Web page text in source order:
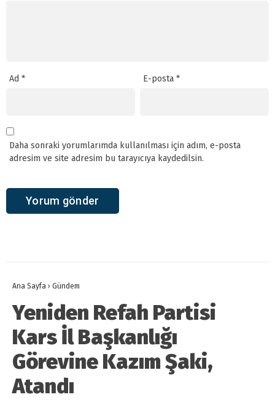
Ad * E-posta*
Daha sonraki yorumlarımda kullanılması için adım, e-posta
adresim ve site adresim bu tarayıcıya kaydedilsin.
Ana Sayfa › Gündem
Yeniden Refah Partisi
Kars İl Başkanlığı
Görevine Kazım Şaki,
Atandı